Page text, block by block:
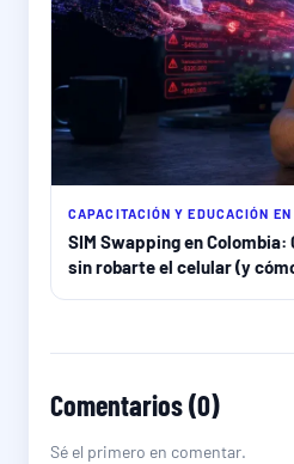
CAPACITACIÓN Y EDUCACIÓN EN
SIM Swapping en Colombia:
sin robarte el celular (y
Comentarios (0)
Sé el primero en comentar.